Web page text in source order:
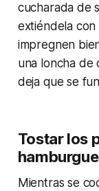
cucharada de
extiéndela con
impregnen
una loncha de
deja que se
Tostar los
Mientras se